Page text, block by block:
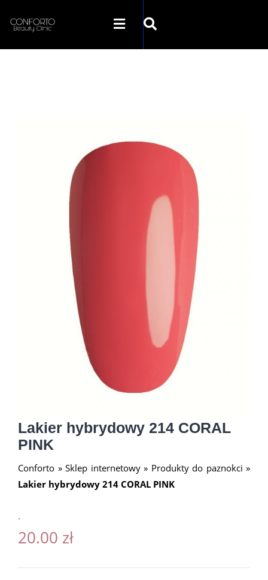
Lakier hybrydowy 214 CORAL
PINK
Conforto » Sklep internetowy» Produkty do paznokci »
Lakier hybrydowy 214 CORAL PINK
.
20.00 zł